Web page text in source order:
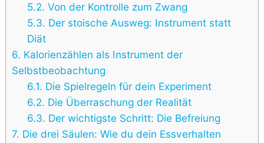
5.2. Von der Kontrolle zum Zwang
5.3. Der stoische Ausweg: Instrument statt
Diät
6. Kalorienzählen als Instrument der
Selbstbeobachtung
6.1. Die Spielregeln für dein Experiment
6.2. Die Überraschung der Realität
6.3. Der wichtigste Schritt: Die Befreiung
7. Die drei Säulen: Wie du dein Essverhalten